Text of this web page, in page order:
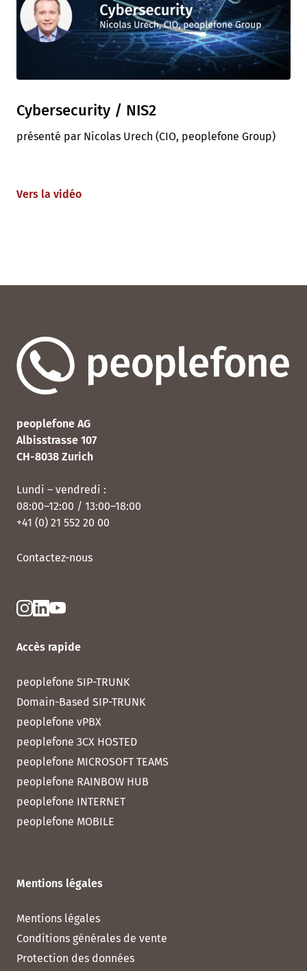
Cybersecurity / NIS2
présenté par Nicolas Urech (CIO, peoplefone Group)
Vers la vidéo
peoplefone AG
Albisstrasse 107
CH-8038 Zurich
Lundi – vendredi :
08:00–12:00 / 13:00–18:00
+41 (0) 21 552 20 00
Contactez-nous
Accès rapide
peoplefone SIP-TRUNK
Domain-Based SIP-TRUNK
peoplefone vPBX
peoplefone 3CX HOSTED
peoplefone MICROSOFT TEAMS
peoplefone RAINBOW HUB
peoplefone INTERNET
peoplefone MOBILE
Mentions légales
Mentions légales
Conditions générales de vente
Protection des données